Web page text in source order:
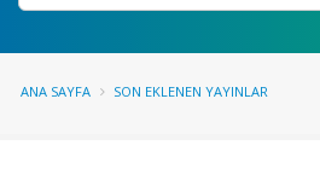
ANA SAYFA SON EKLENEN YAYINLAR